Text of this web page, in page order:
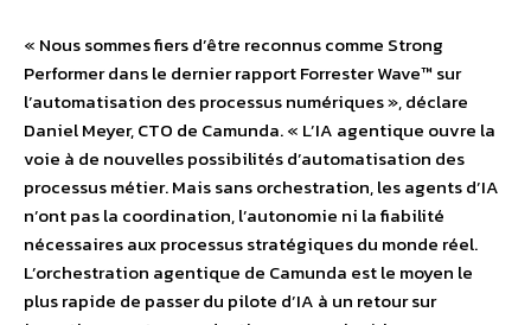
« Nous sommes fiers d’être reconnus comme Strong
Performer dans le dernier rapport Forrester Wave™ sur
l’automatisation des processus numériques », déclare
Daniel Meyer, CTO de Camunda. « L’IA agentique ouvre la
voie à de nouvelles possibilités d’automatisation des
processus métier. Mais sans orchestration, les agents d’IA
n’ont pas la coordination, l’autonomie ni la fiabilité
nécessaires aux processus stratégiques du monde réel.
L’orchestration agentique de Camunda est le moyen le
plus rapide de passer du pilote d’IA à un retour sur